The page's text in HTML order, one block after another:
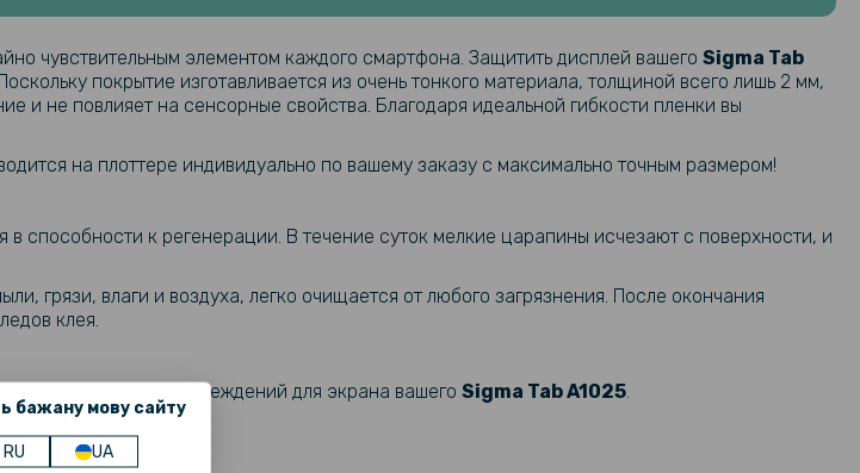
бажану мову сайту
RU UA
чувствительным элементом каждого смартфона. Защитить дисплей вашего Sigma Tab
покрытие изготавливается из очень тонкого материала, толщиной всего лишь 2 мм,
и не повлияет на сенсорные свойства. Благодаря идеальной гибкости пленки вы
на плоттере индивидуально по вашему заказу с максимально точным размером!
способности к регенерации. В течение суток мелкие царапины исчезают с поверхности, и
грязи, влаги и воздуха, легко очищается от любого загрязнения. После окончания
клея.
от механических повреждений для экрана вашего Sigma Tab A1025.